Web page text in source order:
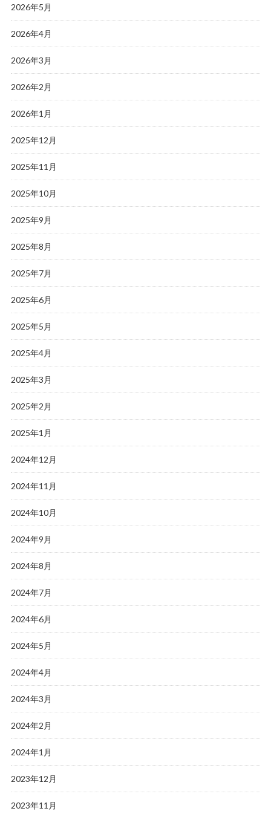
2026年5月
2026年4月
2026年3月
2026年2月
2026年1月
2025年12月
2025年11月
2025年10月
2025年9月
2025年8月
2025年7月
2025年6月
2025年5月
2025年4月
2025年3月
2025年2月
2025年1月
2024年12月
2024年11月
2024年10月
2024年9月
2024年8月
2024年7月
2024年6月
2024年5月
2024年4月
2024年3月
2024年2月
2024年1月
2023年12月
2023年11月